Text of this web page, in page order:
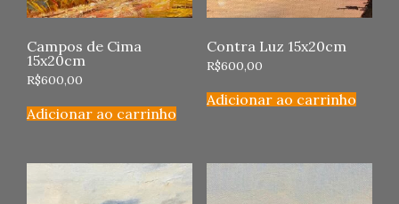
Campos de Cima
15x20cm
R$600,00
Adicionar ao carrinho
Contra Luz 15x20cm
R$600,00
Adicionar ao carrinho